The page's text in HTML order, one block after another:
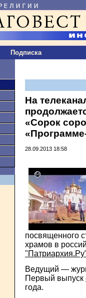
Подписка
На
«Сорок
28.09.2013 18:58
посвященного
храмов в
Ведущий —
Первый выпуск
года.